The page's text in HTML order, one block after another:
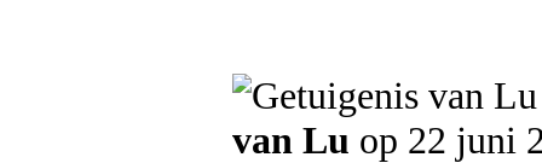
van Lu op 22 juni